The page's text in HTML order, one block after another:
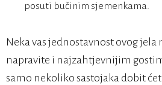
posuti bučinim sjemenkama.
Neka vas jednostavnost ovog jela
napravite i najzahtjevnijim
samo nekoliko sastojaka dobit